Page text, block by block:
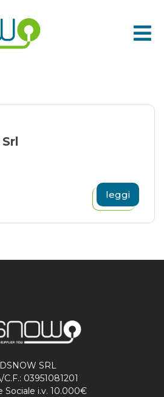
leggi
DSNOW SRL
C.F.: 03951081201
Sociale i.v. 10.000€